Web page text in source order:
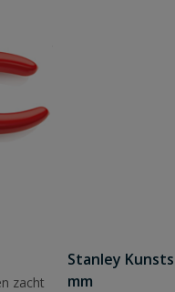
zacht
Stanley
mm